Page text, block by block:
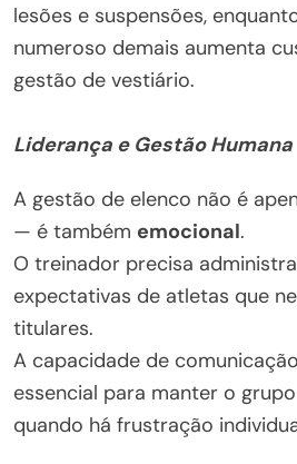
lesões e suspensões,
numeroso demais aumenta
gestão de vestiário.
Liderança e Gestão Humana
A gestão de elenco não é
— é também emocional.
O treinador precisa
expectativas de atletas que
titulares.
A capacidade de
essencial para manter o
quando há frustração